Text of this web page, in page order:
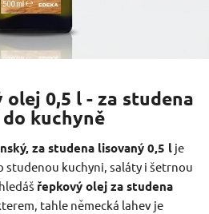
olej 0,5 l - za studena
kuchyně
za studena lisovaný 0,5 l je
studenou kuchyni, saláty i šetrnou
řepkový olej za studena
tahle německá lahev je